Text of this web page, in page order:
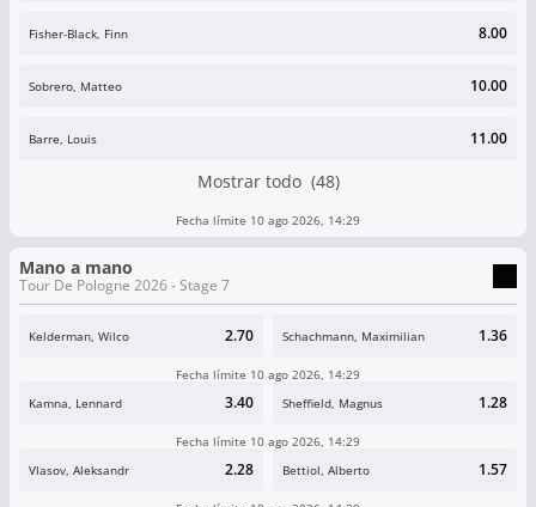
Fisher-Black, Finn 8.00
Sobrero, Matteo 10.00
Barre, Louis 11.00
Mostrar todo (48)
Fecha límite 10 ago 2026, 14:29
Mano a mano
Tour De Pologne 2026 - Stage 7
Kelderman, Wilco 2.70 Schachmann, Maximilian 1.36
Fecha límite 10 ago 2026, 14:29
Kamna, Lennard
3.40 Sheffield, Magnus 1.28
Fecha límite 10 ago 2026, 14:29
Vlasov, Aleksandr
2.28 Bettiol, Alberto 1.57